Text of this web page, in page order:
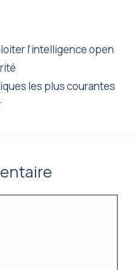
l’intelligence open
les plus courantes